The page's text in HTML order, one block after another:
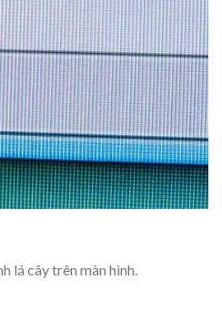
lá cây trên màn hình.